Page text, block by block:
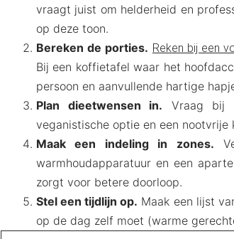
vraagt juist om helderheid en
op deze toon.
Bereken de porties. Reken bij een
Bij een koffietafel waar het
persoon en aanvullende hartige
Plan dieetwensen in. Vraag bij
veganistische optie en een
Maak een indeling in zones.
warmhoudapparatuur en een
zorgt voor betere doorloop.
Stel een tijdlijn op. Maak een lijst
op de dag zelf moet (warme